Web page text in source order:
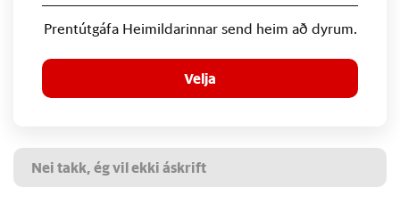
Prentútgáfa Heimildarinnar send heim að dyrum.
Velja
Nei takk, ég vil ekki áskrift